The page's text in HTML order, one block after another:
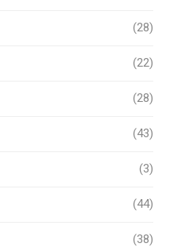
(28)
(22)
(28)
(43)
(3)
(44)
(38)